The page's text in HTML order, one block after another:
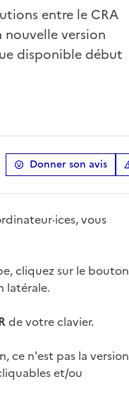
entre le CRA
nouvelle version
disponible début
Donner son avis
vous
cliquez sur le bouton
latérale.
de votre clavier.
ce n'est pas la version
et/ou